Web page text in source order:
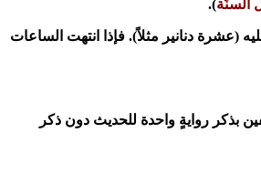
السنّة).
(عشرة دنانير مثلاً). فإذا انتهت الساعات
بذكر روايةٍ واحدة للحديث دون ذكر